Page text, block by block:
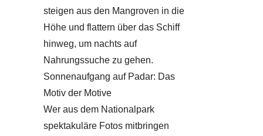
steigen aus den Mangroven in die
Höhe und flattern über das Schiff
hinweg, um nachts auf
Nahrungssuche zu gehen.
Sonnenaufgang auf Padar: Das
Motiv der Motive
Wer aus dem Nationalpark
spektakuläre Fotos mitbringen